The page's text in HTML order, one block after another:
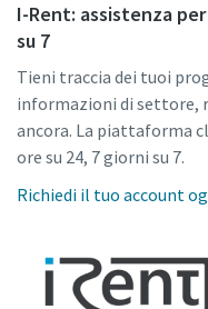
I-Rent: assistenza
su 7
Tieni traccia dei tuoi
informazioni di settore,
ancora. La piattaforma
ore su 24, 7 giorni su 7.
Richiedi il tuo account